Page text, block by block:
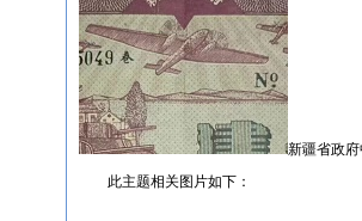
新疆省政
此主题相关图片如下：